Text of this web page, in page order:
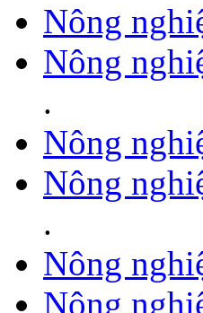
Nông
Nông
.
Nông
Nông
.
Nông
Nông